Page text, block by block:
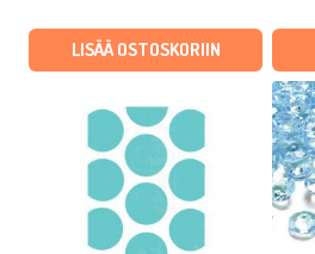
oli:
on:
LISÄÄ OSTOSKORIIN